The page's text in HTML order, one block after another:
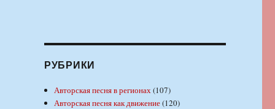
РУБРИКИ
Авторская песня в регионах(107)
Авторская песня как движение(120)